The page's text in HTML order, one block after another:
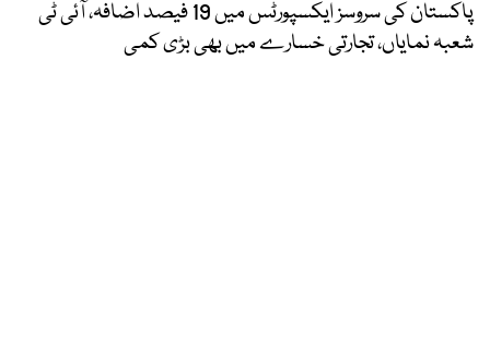
پاکستان کی سروسز ایکسپورٹس میں 19 فیصد اضافہ، آئی ٹی
شعبہ نمایاں، تجارتی خسارے میں بھی بڑی کمی